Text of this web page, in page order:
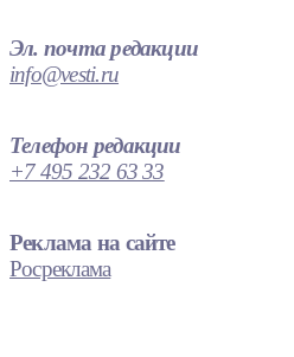
Эл. почта редакции
info@vesti.ru
Телефон редакции
+7 495 232 63 33
Реклама на сайте
Росреклама